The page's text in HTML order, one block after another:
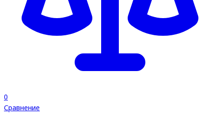
0
Сравнение